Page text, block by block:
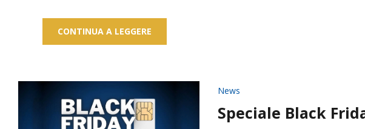
CONTINUA A LEGGERE
News
Speciale Black